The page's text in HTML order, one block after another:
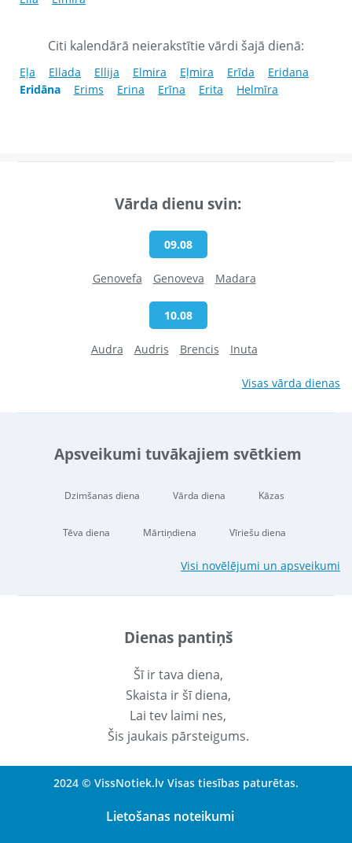
Citi kalendārā neierakstītie vārdi šajā dienā:
Eļa Ellada Ellija Elmira Eļmira Erīda
Eridana
Eridāna
Erims Erina Erīna Erita Helmīra
Vārda dienu svin:
09.08
Genovefa Genoveva Madara
10.08
Audra Audris Brencis Inuta
Visas vārda dienas
Apsveikumi tuvākajiem svētkiem
Dzimšanas diena Vārda diena Kāzas
Tēva diena Mārtiņdiena Vīriešu diena
Visi novēlējumi un apsveikumi
Dienas pantiņš
Šī ir tava diena,
Skaista ir šī diena,
Lai tev laimi nes,
Šis jaukais pārsteigums.
2024 © VissNotiek.lv Visas tiesības paturētas.
Lietošanas noteikumi